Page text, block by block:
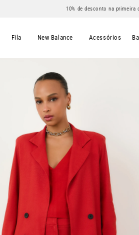
10% de desconto na primeira
Fila New Balance Acessórios